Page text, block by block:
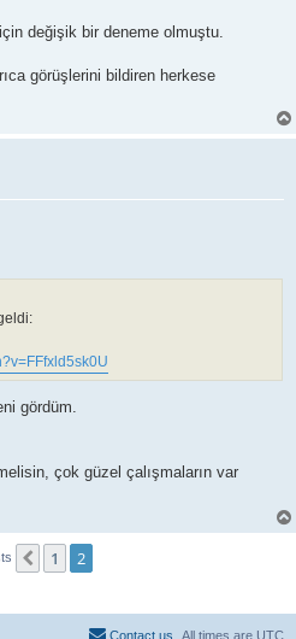
değişik bir deneme olmuştu.
görüşlerini bildiren herkese
gördüm.
çok güzel çalışmaların var
Previous
1 2
All times are UTC
Contact us